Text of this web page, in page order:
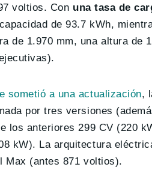
voltios. Con una tasa de
de 93.7 kWh,
de 1.970 mm, una altura
sometió a una actualización,
por tres versiones
los anteriores 299 CV (220
kW). La arquitectura
Max (antes 871 voltios).